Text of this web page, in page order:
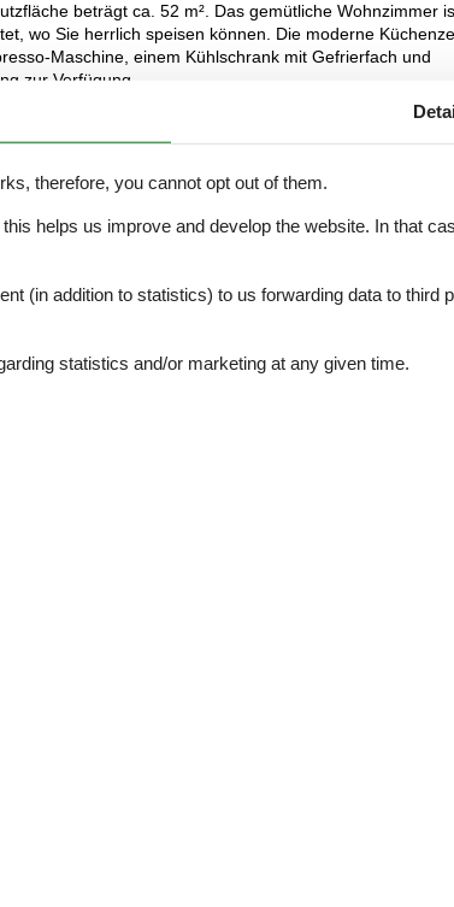
beträgt ca. 52 m². Das gemütliche Wohnzimmer
wo Sie herrlich speisen können. Die moderne
Maschine, einem Kühlschrank mit Gefrierfach und
zur Verfügung.
Einzelbettdecken und einen Fernseher. Im anderen
Darüber hinaus verfügt das Apartment über ein
eine separate Toilette. Vom Wohnzimmer aus haben Sie
schöne Aussicht auf die Berge genießen.
dem Hotel parken. Selbstverständlich können Sie
kostenlosen Zugang zum Wellnessbereich mit drei
eine Terrasse, andere Apartments über einen Balkon.
Sie dann telefonisch Kontakt mit unserem Contact
guten Eindruck, dienen aber nur zur
therefore, you cannot opt out of them.
helps us improve and develop the website. In that
(in addition to statistics) to us forwarding data to third
statistics and/or marketing at any given time.